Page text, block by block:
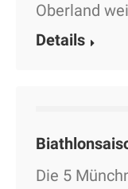
Oberland
Details
Die 5